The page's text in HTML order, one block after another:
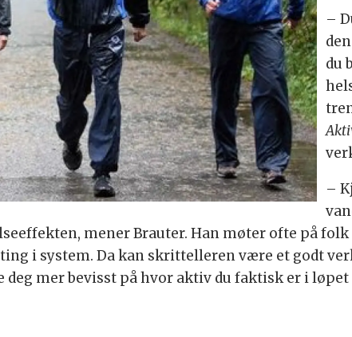
–
du
–
mener Brauter. Han møter ofte på
i system. Da kan skrittelleren være et godt
mer bevisst på hvor aktiv du faktisk er i løpet